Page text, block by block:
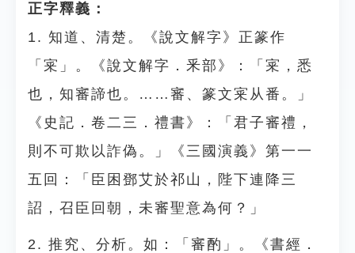
正字釋義：
1. 知道、清楚。《說文解字》正篆作
「宷」。《說文解字．釆部》：「宷，悉
也，知審諦也。……審、篆文宷从番。」
《史記．卷二三．禮書》：「君子審禮，
則不可欺以詐偽。」《三國演義》第一一
五回：「臣困鄧艾於祁山，陛下連降三
詔，召臣回朝，未審聖意為何？」
2. 推究、分析。如：「審酌」。《書經．